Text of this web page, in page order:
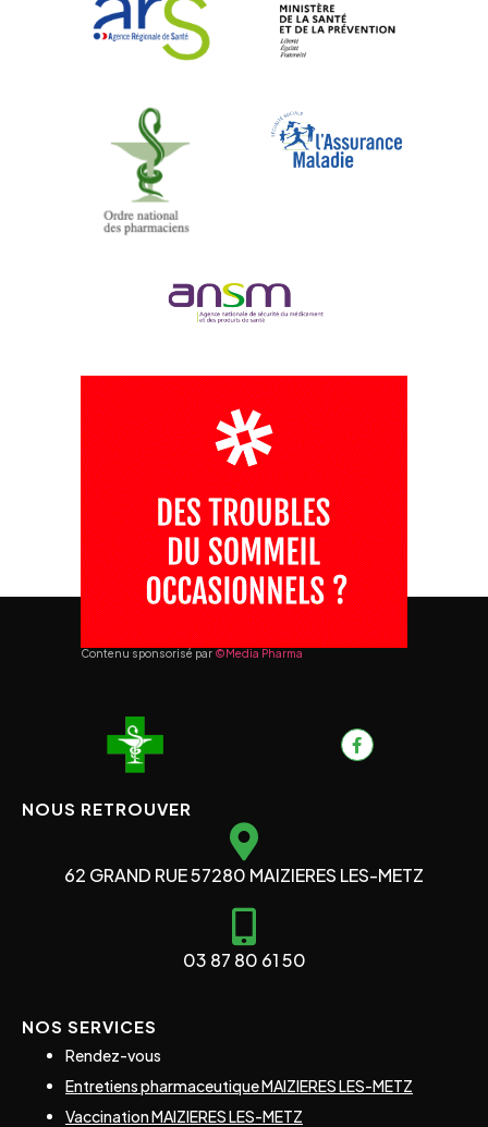
Contenu sponsorisé par ©Media Pharma
NOUS RETROUVER
62 GRAND RUE 57280 MAIZIERES LES-METZ
03 87 80 61 50
NOS SERVICES
Rendez-vous
Entretiens pharmaceutique MAIZIERES LES-METZ
Vaccination MAIZIERES LES-METZ